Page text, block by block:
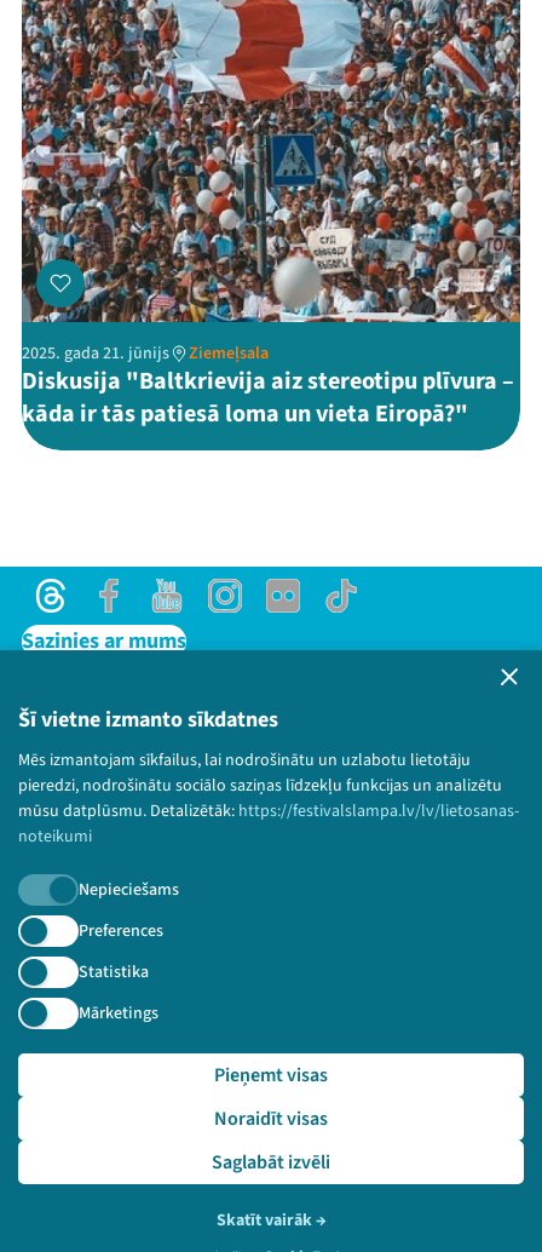
Šī vietne izmanto sīkdatnes
Mēs izmantojam sīkfailus, lai nodrošinātu un uzlabotu lietotāju
pieredzi, nodrošinātu sociālo saziņas līdzekļu funkcijas un analizētu
mūsu datplūsmu. Detalizētāk: https://festivalslampa.lv/lv/lietosanas-
noteikumi
Nepieciešams
Preferences
Statistika
Mārketings
Saglabāt izvēli
Noraidīt visas
Pieņemt visas
Skatīt vairāk→
2025. gada 21. jūnijs Ziemeļsala
Diskusija "Baltkrievija aiz stereotipu plīvura –
kāda ir tās patiesā loma un vieta Eiropā?"
ThreadsFacebookYoutubeInstagram
Flick TikTok
Sazinies ar mums
Lietošanas noteikumi un sīkdatņu politika
Bērnu aizsardzības politika
© 2026 Sarunu festivāls LAMPA Visas tiesības
paturētas.
Piesakies jaunumiem!
Nepalaid garām aktuālāko informāciju!
Pieteikties
🔗 https://festivalslampa.lv/lv/dalibnieki/786